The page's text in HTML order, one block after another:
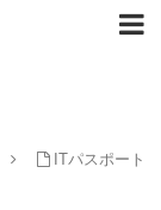
ITパスポート